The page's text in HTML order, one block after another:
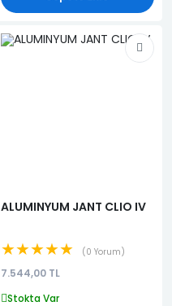
ALUMINYUM JANT CLIO IV
★★★★★ 0 Yorum
7.544,00 TL
Stokta Var